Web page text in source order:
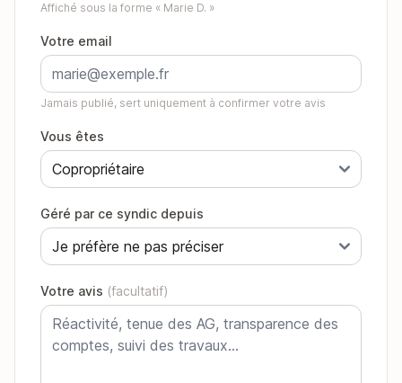
Affiché sous la forme « Marie D. »
Votre email
Jamais publié, sert uniquement à confirmer votre avis
Vous êtes
Géré par ce syndic depuis
Votre avis (facultatif)